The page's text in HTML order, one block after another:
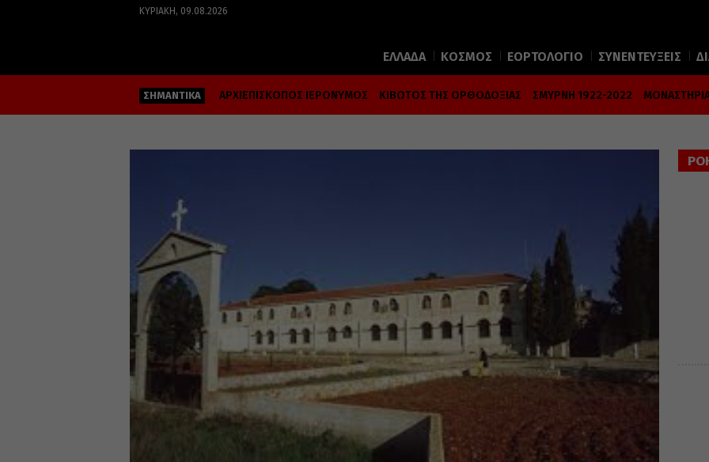
ΚΥΡΙΑΚΉ, 09.08.2026
ΕΛΛΑΔΑ ΚΟΣΜΟΣ ΕΟΡΤΟΛΟΓΙΟ ΣΥΝΕΝΤΕΥΞΕΙΣ
ΣΗΜΑΝΤΙΚΑ ΑΡΧΙΕΠΙΣΚΟΠΟΣ ΙΕΡΩΝΥΜΟΣ ΚΙΒΩΤΟΣ ΤΗΣ ΟΡΘΟΔΟΞΙΑΣ ΣΜΥΡΝΗ 1922-2022